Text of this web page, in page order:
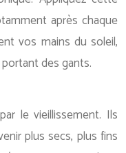
après chaque
vos mains du soleil,
des gants.
le vieillissement. Ils
plus secs, plus fins